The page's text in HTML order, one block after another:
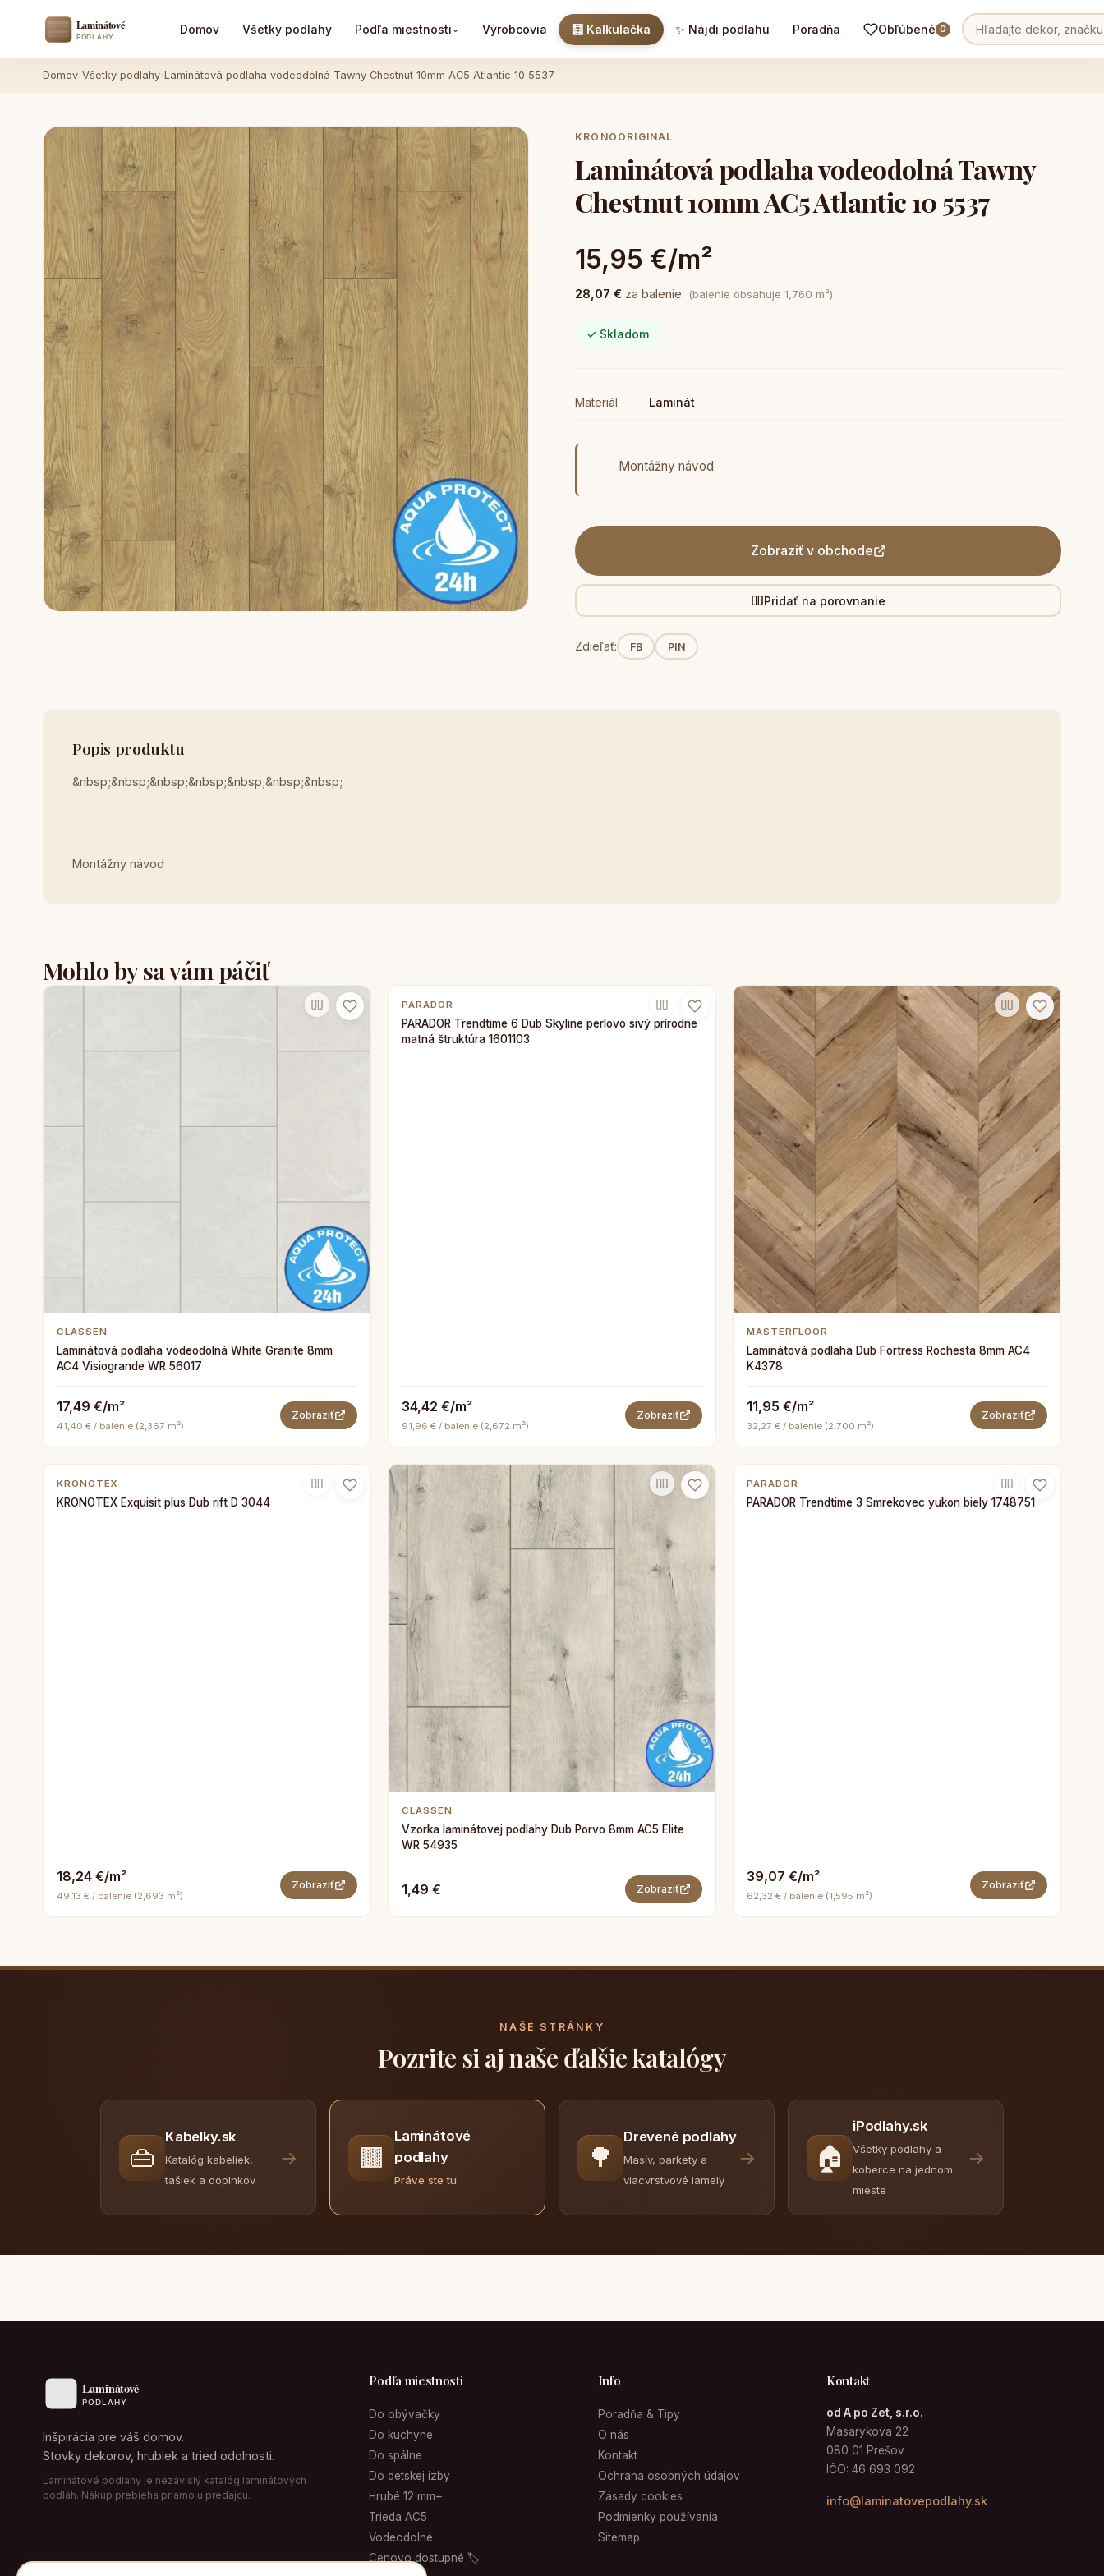
Domov Všetky podlahy Podľa miestnosti ⌄ Výrobcovia 🧮 Kalkulačka ✨ Nájdi podlahu Poradňa Obľúbené 0
Domov Všetky podlahy Laminátová podlaha vodeodolná Tawny Chestnut 10mm AC5 Atlantic 10 5537
KRONOORIGINAL
Laminátová podlaha vodeodolná Tawny
Chestnut 10mm AC5 Atlantic 10 5537
15,95 €/m²
28,07 € za balenie (balenie obsahuje 1,760 m²)
✓ Skladom
Materiál Laminát
Montážny návod
Zobraziť v obchode
Pridať na porovnanie
Zdieľať: FB PIN
Popis produktu
&nbsp;&nbsp;&nbsp;&nbsp;&nbsp;&nbsp;&nbsp;
Montážny návod
Mohlo by sa vám páčiť
CLASSEN
Laminátová podlaha vodeodolná White Granite 8mm
AC4 Visiogrande WR 56017
17,49 €/m²
41,40 € / balenie (2,367 m²)
Zobraziť
PARADOR
PARADOR Trendtime 6 Dub Skyline perlovo sivý prírodne
matná štruktúra 1601103
34,42 €/m²
91,96 € / balenie (2,672 m²)
Zobraziť
MASTERFLOOR
Laminátová podlaha Dub Fortress Rochesta 8mm AC4
K4378
11,95 €/m²
32,27 € / balenie (2,700 m²)
Zobraziť
KRONOTEX
KRONOTEX Exquisit plus Dub rift D 3044
18,24 €/m²
49,13 € / balenie (2,693 m²)
Zobraziť
CLASSEN
Vzorka laminátovej podlahy Dub Porvo 8mm AC5 Elite
WR 54935
1,49 € Zobraziť
PARADOR
PARADOR Trendtime 3 Smrekovec yukon biely 1748751
39,07 €/m²
62,32 € / balenie (1,595 m²)
Zobraziť
NAŠE STRÁNKY
Pozrite si aj naše ďalšie katalógy
👜
Kabelky.sk
Katalóg kabeliek,
tašiek a doplnkov
→ 🟫
Laminátové
podlahy
Práve ste tu
🌳
Drevené podlahy
Masív, parkety a
viacvrstvové lamely
→ 🏠
iPodlahy.sk
Všetky podlahy a
koberce na jednom
mieste
→
Inšpirácia pre váš domov.
Stovky dekorov, hrubiek a tried odolnosti.
Laminátové podlahy je nezávislý katalóg laminátových
podláh. Nákup prebieha priamo u predajcu.
Podľa miestnosti
Do obývačky
Do kuchyne
Do spálne
Do detskej izby
Hrubé 12 mm+
Trieda AC5
Vodeodolné
Cenovo dostupné 🏷
Info
Poradňa & Tipy
O nás
Kontakt
Ochrana osobných údajov
Zásady cookies
Podmienky používania
Sitemap
Kontakt
od A po Zet, s.r.o.
Masarykova 22
080 01 Prešov
IČO: 46 693 092
info@laminatovepodlahy.sk